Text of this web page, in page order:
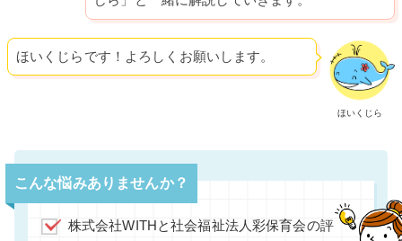
ほいくじら
ほいくじらです！よろしくお願いします。
こんな悩みありませんか？
株式会社WITHと社会福祉法人彩保育会の評